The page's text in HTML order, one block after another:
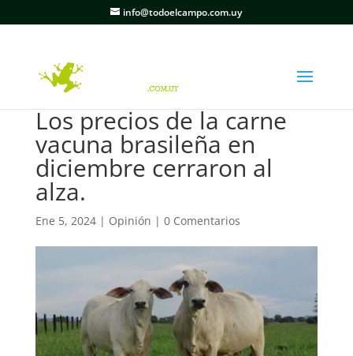
info@todoelcampo.com.uy
Los precios de la carne
vacuna brasileña en
diciembre cerraron al
alza.
Ene 5, 2024| Opinión | 0 Comentarios